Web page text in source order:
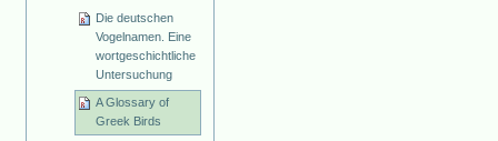
Die deutschen
Vogelnamen. Eine
wortgeschichtliche
Untersuchung
A Glossary of
Greek Birds